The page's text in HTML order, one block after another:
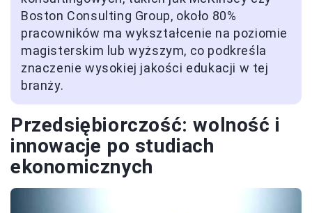
Boston Consulting Group, około 80%
pracowników ma wykształcenie na poziomie
magisterskim lub wyższym, co podkreśla
znaczenie wysokiej jakości edukacji w tej
branży.
Przedsiębiorczość: wolność i
innowacje po studiach
ekonomicznych